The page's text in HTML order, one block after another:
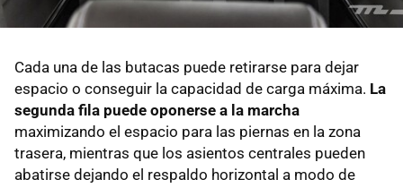
Cada una de las butacas puede retirarse para dejar
espacio o conseguir la capacidad de carga máxima. La
segunda fila puede oponerse a la marcha
maximizando el espacio para las piernas en la zona
trasera, mientras que los asientos centrales pueden
abatirse dejando el respaldo horizontal a modo de